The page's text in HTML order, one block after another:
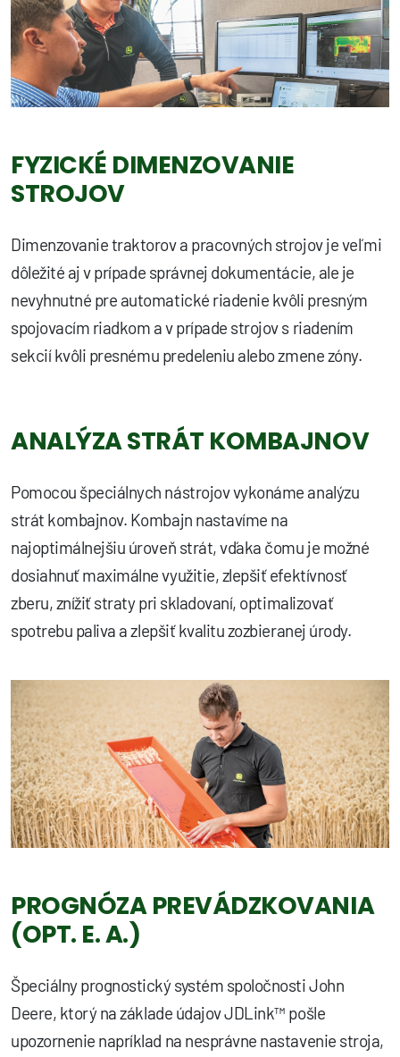
FYZICKÉ DIMENZOVANIE
STROJOV
Dimenzovanie traktorov a pracovných strojov je veľmi
dôležité aj v prípade správnej dokumentácie, ale je
nevyhnutné pre automatické riadenie kvôli presným
spojovacím riadkom a v prípade strojov s riadením
sekcií kvôli presnému predeleniu alebo zmene zóny.
ANALÝZA STRÁT KOMBAJNOV
Pomocou špeciálnych nástrojov vykonáme analýzu
strát kombajnov. Kombajn nastavíme na
najoptimálnejšiu úroveň strát, vďaka čomu je možné
dosiahnuť maximálne využitie, zlepšiť efektívnosť
zberu, znížiť straty pri skladovaní, optimalizovať
spotrebu paliva a zlepšiť kvalitu zozbieranej úrody.
PROGNÓZA PREVÁDZKOVANIA
(OPT. E. A.)
Špeciálny prognostický systém spoločnosti John
Deere, ktorý na základe údajov JDLink™ pošle
upozornenie napríklad na nesprávne nastavenie stroja,